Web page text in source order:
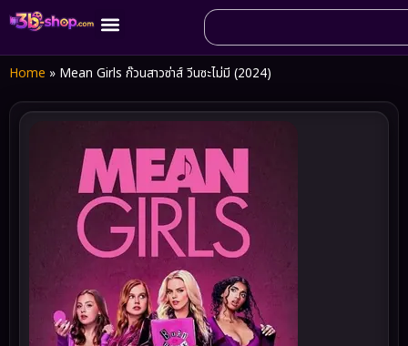
Home » Mean Girls ก๊วนสาวซ่าส์ วีนซะไม่มี (2024)